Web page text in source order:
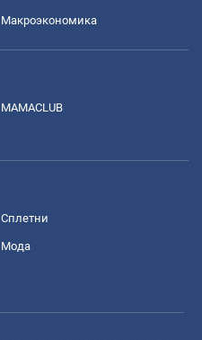
Mакроэкономика
MAMACLUB
Сплетни
Мода